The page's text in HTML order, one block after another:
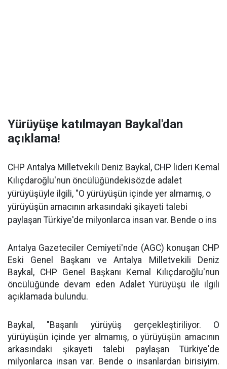
Yürüyüşe katılmayan Baykal'dan
açıklama!
CHP Antalya Milletvekili Deniz Baykal, CHP lideri Kemal
Kılıçdaroğlu'nun öncülüğündekisözde adalet
yürüyüşüyle ilgili, "O yürüyüşün içinde yer almamış, o
yürüyüşün amacının arkasındaki şikayeti talebi
paylaşan Türkiye'de milyonlarca insan var. Bende o ins
Antalya Gazeteciler Cemiyeti'nde (AGC) konuşan CHP
Eski Genel Başkanı ve Antalya Milletvekili Deniz
Baykal, CHP Genel Başkanı Kemal Kılıçdaroğlu'nun
öncülüğünde devam eden Adalet Yürüyüşü ile ilgili
açıklamada bulundu.
Baykal, "Başarılı yürüyüş gerçekleştiriliyor. O
yürüyüşün içinde yer almamış, o yürüyüşün amacının
arkasındaki şikayeti talebi paylaşan Türkiye'de
milyonlarca insan var. Bende o insanlardan birisiyim.